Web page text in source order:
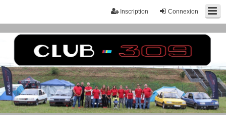
Connexion
Inscription